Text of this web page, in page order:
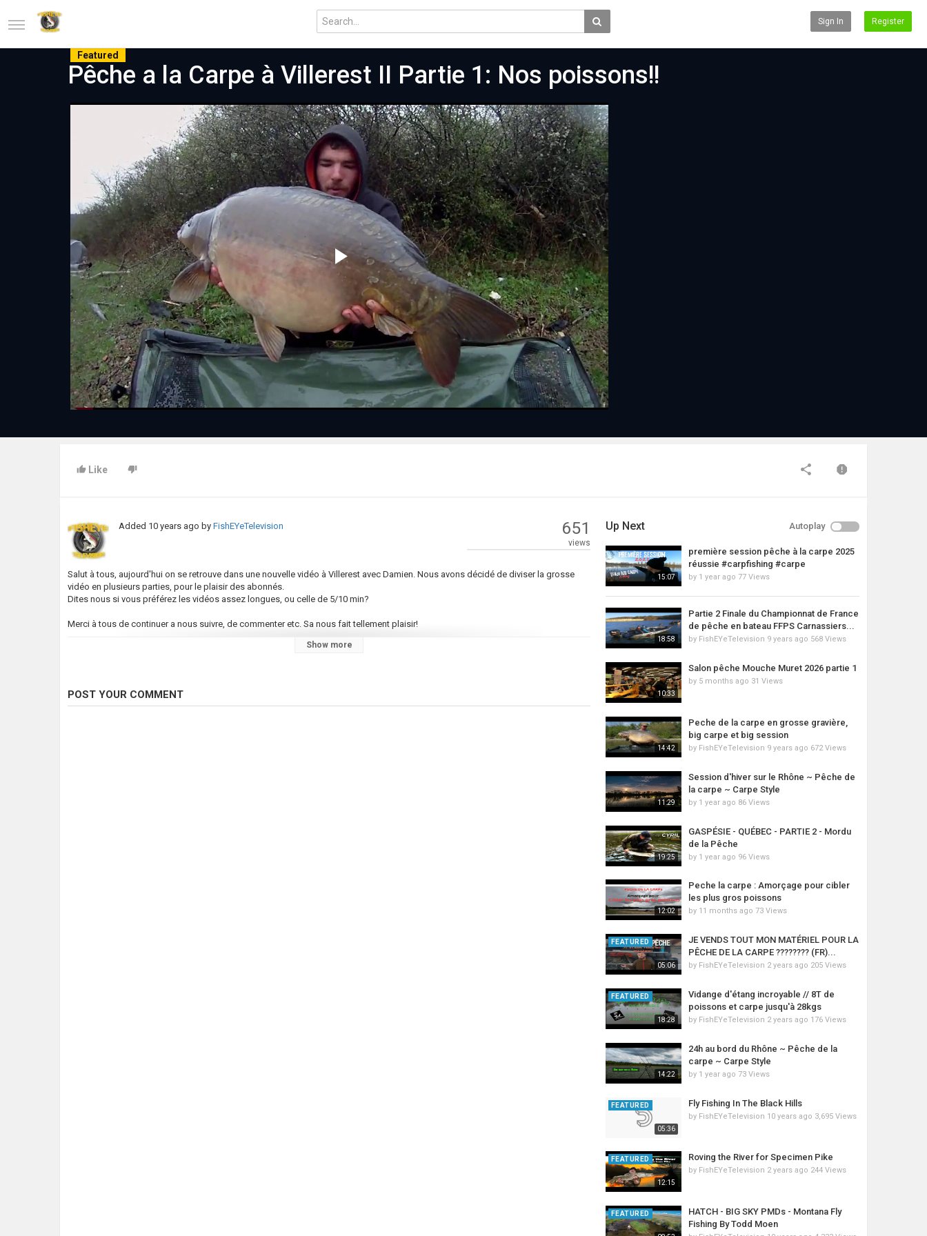
Sign In Register
Featured
Pêche a la Carpe à Villerest II Partie 1: Nos poissons!!
Play
Video
Like
Added 10 years ago byFishEYeTelevision 651
views
Salut à tous, aujourd'hui on se retrouve dans une nouvelle vidéo à Villerest avec Damien. Nous avons décidé de diviser la grosse
vidéo en plusieurs parties, pour le plaisir des abonnés.
Dites nous si vous préférez les vidéos assez longues, ou celle de 5/10 min?
Merci à tous de continuer a nous suivre, de commenter etc. Sa nous fait tellement plaisir!
Show more
POST YOUR COMMENT
Up Next Autoplay
15:07
première session pêche à la carpe 2025
réussie #carpfishing #carpe
by 1 year ago 77 Views
18:58
Partie 2 Finale du Championnat de France
de pêche en bateau FFPS Carnassiers...
by FishEYeTelevision 9 years ago 568 Views
10:33
Salon pêche Mouche Muret 2026 partie 1
by 5 months ago 31 Views
14:42
Peche de la carpe en grosse gravière,
big carpe et big session
by FishEYeTelevision 9 years ago 672 Views
11:29
Session d'hiver sur le Rhône ~ Pêche de
la carpe ~ Carpe Style
by 1 year ago 86 Views
19:25
GASPÉSIE - QUÉBEC - PARTIE 2 - Mordu
de la Pêche
by 1 year ago 96 Views
12:02
Peche la carpe : Amorçage pour cibler
les plus gros poissons
by 11 months ago 73 Views
05:06
FEATURED
JE VENDS TOUT MON MATÉRIEL POUR LA
PÊCHE DE LA CARPE ???????? (FR)...
by FishEYeTelevision 2 years ago 205 Views
18:28
FEATURED
Vidange d'étang incroyable // 8T de
poissons et carpe jusqu'à 28kgs
by FishEYeTelevision 2 years ago 176 Views
14:22
24h au bord du Rhône ~ Pêche de la
carpe ~ Carpe Style
by 1 year ago 73 Views
05:36
FEATURED Fly Fishing In The Black Hills
by FishEYeTelevision 10 years ago 3,695 Views
12:15
FEATURED Roving the River for Specimen Pike
by FishEYeTelevision 2 years ago 244 Views
FEATURED
HATCH - BIG SKY PMDs - Montana Fly
Fishing By Todd Moen